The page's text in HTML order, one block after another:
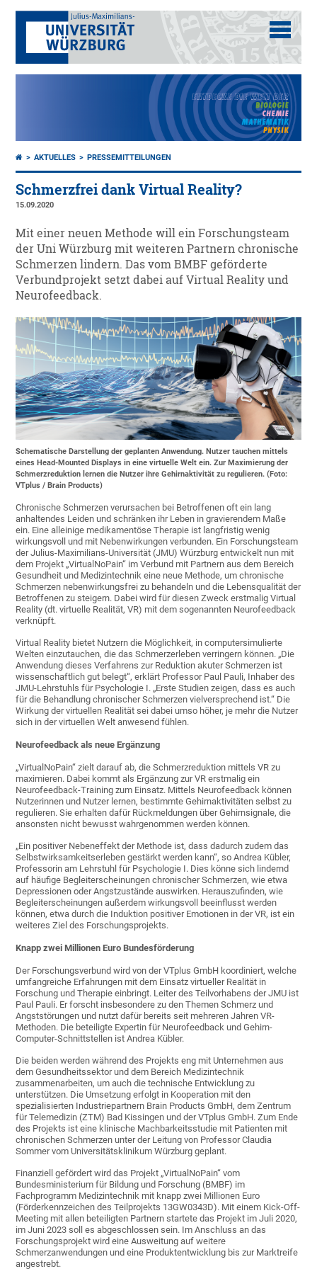
AKTUELLES PRESSEMITTEILUNGEN
Schmerzfrei dank Virtual Reality?
15.09.2020
Mit einer neuen Methode will ein Forschungsteam
der Uni Würzburg mit weiteren Partnern chronische
Schmerzen lindern. Das vom BMBF geförderte
Verbundprojekt setzt dabei auf Virtual Reality und
Neurofeedback.
Schematische Darstellung der geplanten Anwendung. Nutzer tauchen mittels
eines Head-Mounted Displays in eine virtuelle Welt ein. Zur Maximierung der
Schmerzreduktion lernen die Nutzer ihre Gehirnaktivität zu regulieren. (Foto:
VTplus / Brain Products)
Chronische Schmerzen verursachen bei Betroffenen oft ein lang
anhaltendes Leiden und schränken ihr Leben in gravierendem Maße
ein. Eine alleinige medikamentöse Therapie ist langfristig wenig
wirkungsvoll und mit Nebenwirkungen verbunden. Ein Forschungsteam
der Julius-Maximilians-Universität (JMU) Würzburg entwickelt nun mit
dem Projekt „VirtualNoPain“ im Verbund mit Partnern aus dem Bereich
Gesundheit und Medizintechnik eine neue Methode, um chronische
Schmerzen nebenwirkungsfrei zu behandeln und die Lebensqualität der
Betroffenen zu steigern. Dabei wird für diesen Zweck erstmalig Virtual
Reality (dt. virtuelle Realität, VR) mit dem sogenannten Neurofeedback
verknüpft.
Virtual Reality bietet Nutzern die Möglichkeit, in computersimulierte
Welten einzutauchen, die das Schmerzerleben verringern können. „Die
Anwendung dieses Verfahrens zur Reduktion akuter Schmerzen ist
wissenschaftlich gut belegt“, erklärt Professor Paul Pauli, Inhaber des
JMU-Lehrstuhls für Psychologie I. „Erste Studien zeigen, dass es auch
für die Behandlung chronischer Schmerzen vielversprechend ist.“ Die
Wirkung der virtuellen Realität sei dabei umso höher, je mehr die Nutzer
sich in der virtuellen Welt anwesend fühlen.
Neurofeedback als neue Ergänzung
„VirtualNoPain“ zielt darauf ab, die Schmerzreduktion mittels VR zu
maximieren. Dabei kommt als Ergänzung zur VR erstmalig ein
Neurofeedback-Training zum Einsatz. Mittels Neurofeedback können
Nutzerinnen und Nutzer lernen, bestimmte Gehirnaktivitäten selbst zu
regulieren. Sie erhalten dafür Rückmeldungen über Gehirnsignale, die
ansonsten nicht bewusst wahrgenommen werden können.
„Ein positiver Nebeneffekt der Methode ist, dass dadurch zudem das
Selbstwirksamkeitserleben gestärkt werden kann“, so Andrea Kübler,
Professorin am Lehrstuhl für Psychologie I. Dies könne sich lindernd
auf häufige Begleiterscheinungen chronischer Schmerzen, wie etwa
Depressionen oder Angstzustände auswirken. Herauszufinden, wie
Begleiterscheinungen außerdem wirkungsvoll beeinflusst werden
können, etwa durch die Induktion positiver Emotionen in der VR, ist ein
weiteres Ziel des Forschungsprojekts.
Knapp zwei Millionen Euro Bundesförderung
Der Forschungsverbund wird von der VTplus GmbH koordiniert, welche
umfangreiche Erfahrungen mit dem Einsatz virtueller Realität in
Forschung und Therapie einbringt. Leiter des Teilvorhabens der JMU ist
Paul Pauli. Er forscht insbesondere zu den Themen Schmerz und
Angststörungen und nutzt dafür bereits seit mehreren Jahren VR-
Methoden. Die beteiligte Expertin für Neurofeedback und Gehirn-
Computer-Schnittstellen ist Andrea Kübler.
Die beiden werden während des Projekts eng mit Unternehmen aus
dem Gesundheitssektor und dem Bereich Medizintechnik
zusammenarbeiten, um auch die technische Entwicklung zu
unterstützen. Die Umsetzung erfolgt in Kooperation mit den
spezialisierten Industriepartnern Brain Products GmbH, dem Zentrum
für Telemedizin (ZTM) Bad Kissingen und der VTplus GmbH. Zum Ende
des Projekts ist eine klinische Machbarkeitsstudie mit Patienten mit
chronischen Schmerzen unter der Leitung von Professor Claudia
Sommer vom Universitätsklinikum Würzburg geplant.
Finanziell gefördert wird das Projekt „VirtualNoPain“ vom
Bundesministerium für Bildung und Forschung (BMBF) im
Fachprogramm Medizintechnik mit knapp zwei Millionen Euro
(Förderkennzeichen des Teilprojekts 13GW0343D). Mit einem Kick-Off-
Meeting mit allen beteiligten Partnern startete das Projekt im Juli 2020,
im Juni 2023 soll es abgeschlossen sein. Im Anschluss an das
Forschungsprojekt wird eine Ausweitung auf weitere
Schmerzanwendungen und eine Produktentwicklung bis zur Marktreife
angestrebt.